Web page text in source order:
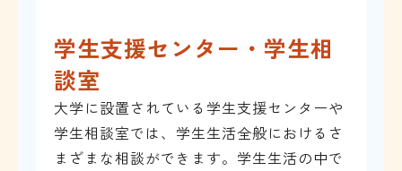
学生支援センター・学生相
談室
大学に設置されている学生支援センターや
学生相談室では、学生生活全般におけるさ
まざまな相談ができます。学生生活の中で